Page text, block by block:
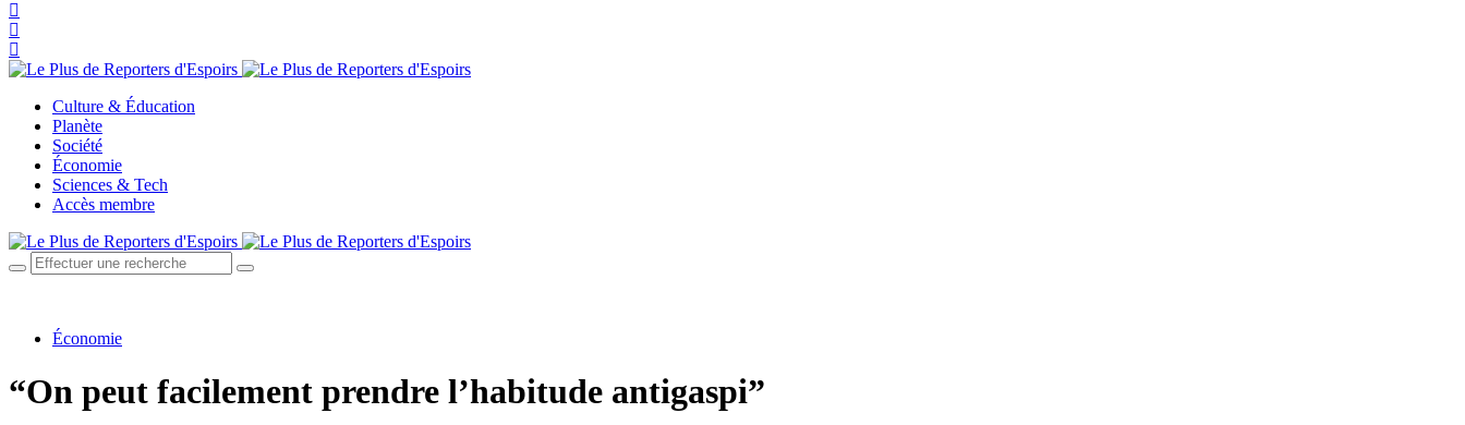
Culture & Éducation
Planète
Société
Économie
Sciences & Tech
Accès membre
Économie
“On peut facilement prendre l’habitude antigaspi”